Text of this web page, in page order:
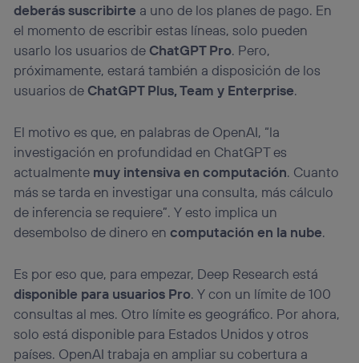
deberás suscribirte a uno de los planes de pago. En
el momento de escribir estas líneas, solo pueden
usarlo los usuarios de ChatGPT Pro. Pero,
próximamente, estará también a disposición de los
usuarios de ChatGPT Plus, Team y Enterprise.
El motivo es que, en palabras de OpenAI, “la
investigación en profundidad en ChatGPT es
actualmente muy intensiva en computación. Cuanto
más se tarda en investigar una consulta, más cálculo
de inferencia se requiere”. Y esto implica un
desembolso de dinero encomputación en la nube.
Es por eso que, para empezar, Deep Research está
disponible para usuarios Pro. Y con un límite de 100
consultas al mes. Otro límite es geográfico. Por ahora,
solo está disponible para Estados Unidos y otros
países. OpenAI trabaja en ampliar su cobertura a